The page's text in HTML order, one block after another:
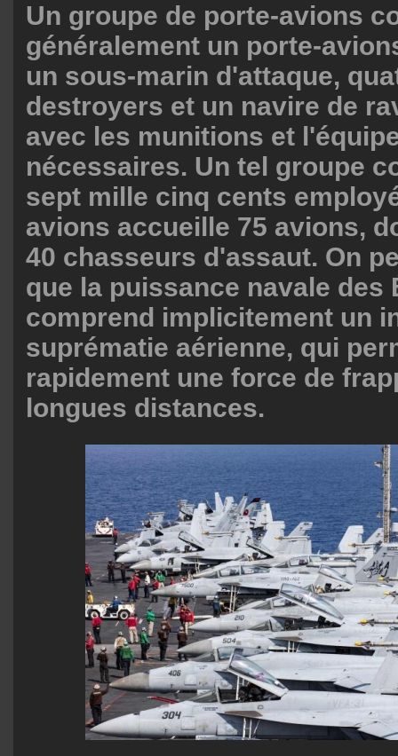
Un groupe de porte-avions
généralement un porte-
un sous-marin d'attaque,
destroyers et un navire de
avec les munitions et
nécessaires. Un tel groupe
sept mille cinq cents
avions accueille 75 avions,
40 chasseurs d'assaut. On
que la puissance navale des
comprend implicitement un
suprématie aérienne, qui
rapidement une force de
longues distances.